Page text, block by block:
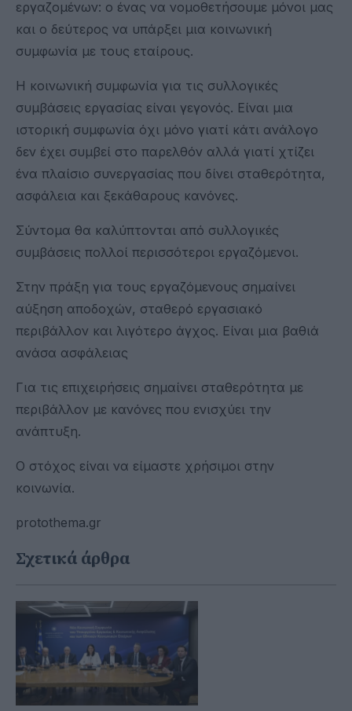
εργαζομένων: ο ένας να νομοθετήσουμε μόνοι μας
και ο δεύτερος να υπάρξει μια κοινωνική
συμφωνία με τους εταίρους.
Η κοινωνική συμφωνία για τις συλλογικές
συμβάσεις εργασίας είναι γεγονός. Είναι μια
ιστορική συμφωνία όχι μόνο γιατί κάτι ανάλογο
δεν έχει συμβεί στο παρελθόν αλλά γιατί χτίζει
ένα πλαίσιο συνεργασίας που δίνει σταθερότητα,
ασφάλεια και ξεκάθαρους κανόνες.
Σύντομα θα καλύπτονται από συλλογικές
συμβάσεις πολλοί περισσότεροι εργαζόμενοι.
Στην πράξη για τους εργαζόμενους σημαίνει
αύξηση αποδοχών, σταθερό εργασιακό
περιβάλλον και λιγότερο άγχος. Είναι μια βαθιά
ανάσα ασφάλειας
Για τις επιχειρήσεις σημαίνει σταθερότητα με
περιβάλλον με κανόνες που ενισχύει την
ανάπτυξη.
Ο στόχος είναι να είμαστε χρήσιμοι στην
κοινωνία.
protothema.gr
Σχετικά άρθρα